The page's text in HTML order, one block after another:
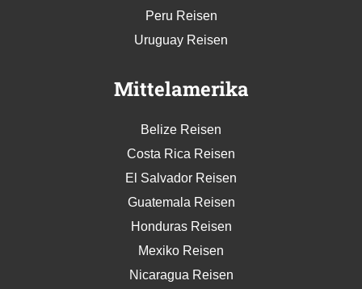
Peru Reisen
Uruguay Reisen
Mittelamerika
Belize Reisen
Costa Rica Reisen
El Salvador Reisen
Guatemala Reisen
Honduras Reisen
Mexiko Reisen
Nicaragua Reisen